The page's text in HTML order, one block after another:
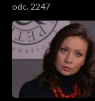
odc. 2247